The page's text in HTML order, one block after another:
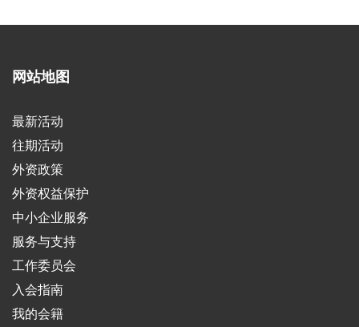
网站地图
最新活动
往期活动
外资政策
外资权益保护
中小企业服务
服务与支持
工作委员会
入会指南
我的会籍